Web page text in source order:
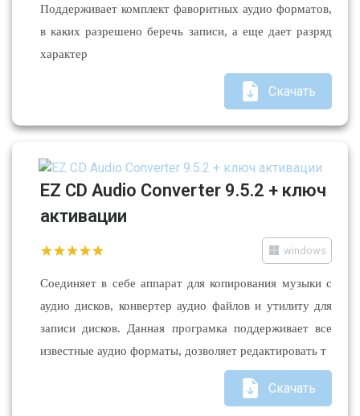
Поддерживает комплект фаворитных аудио форматов,
в каких разрешено беречь записи, а еще дает разряд
характер
Скачать
EZ CD Audio Converter 9.5.2 + ключ
активации
windows
Соединяет в себе аппарат для копирования музыки с
аудио дисков, конвертер аудио файлов и утилиту для
записи дисков. Данная програмка поддерживает все
известные аудио форматы, дозволяет редактировать т
Скачать